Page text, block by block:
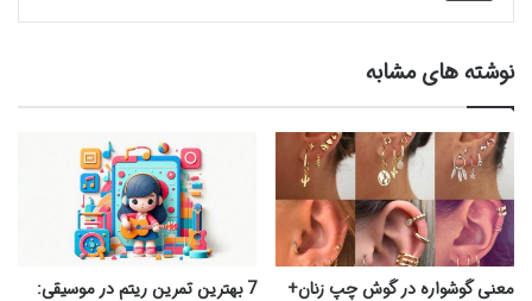
نوشته های مشابه
معنی گوشواره در گوش چپ زنان+
7 بهترین تمرین ریتم در موسیقی: